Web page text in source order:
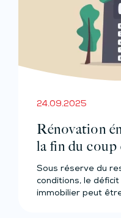
24.09.2025
Rénovation
la fin du coup
Sous réserve du
conditions, le
immobilier peut